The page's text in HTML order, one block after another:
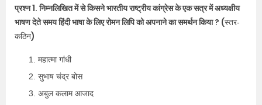
प्रश्न 1. निम्नलिखित में से किसने भारतीय राष्ट्रीय कांग्रेस के एक सत्र में अध्यक्षीय
भाषण देते समय हिंदी भाषा के लिए रोमन लिपि को अपनाने का समर्थन किया ? (स्तर-
कठिन)
महात्मा गांधी
सुभाष चंद्र बोस
अबुल कलाम आजाद